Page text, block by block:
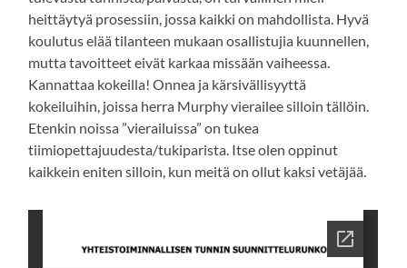
heittäytyä prosessiin, jossa kaikki on mahdollista. Hyvä
koulutus elää tilanteen mukaan osallistujia kuunnellen,
mutta tavoitteet eivät karkaa missään vaiheessa.
Kannattaa kokeilla! Onnea ja kärsivällisyyttä
kokeiluihin, joissa herra Murphy vierailee silloin tällöin.
Etenkin noissa ”vierailuissa” on tukea
tiimiopettajuudesta/tukiparista. Itse olen oppinut
kaikkein eniten silloin, kun meitä on ollut kaksi vetäjää.